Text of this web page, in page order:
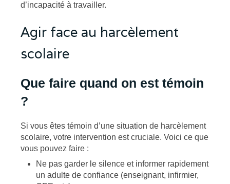
d’incapacité à travailler.
Agir face au harcèlement
scolaire
Que faire quand on est témoin
?
Si vous êtes témoin d’une situation de harcèlement
scolaire, votre intervention est cruciale. Voici ce que
vous pouvez faire :
Ne pas garder le silence et informer rapidement
un adulte de confiance (enseignant, infirmier,